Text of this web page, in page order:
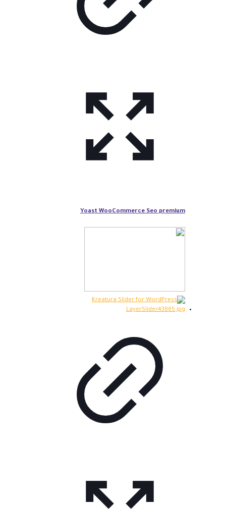
Yoast WooCommerce Seo premium